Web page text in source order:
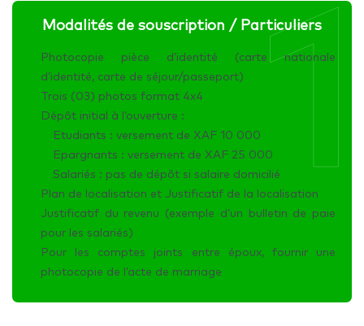
1
Modalités de souscription / Particuliers
Photocopie pièce d’identité (carte nationale
d’identité, carte de séjour/passeport)
Trois (03) photos format 4x4
Dépôt initial à l’ouverture :
Etudiants : versement de XAF 10 000
Epargnants : versement de XAF 25 000
Salariés : pas de dépôt si salaire domicilié
Plan de localisation et Justificatif de la localisation
Justificatif du revenu (exemple d’un bulletin de paie
pour les salariés)
Pour les comptes joints entre époux, fournir une
photocopie de l’acte de marriage